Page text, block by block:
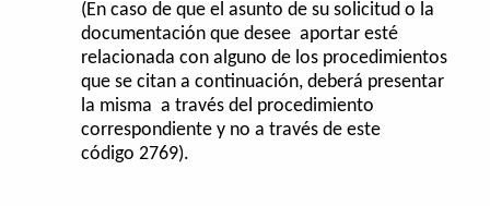
(En caso de que el asunto de su solicitud o la
documentación que desee aportar esté
relacionada con alguno de los procedimientos
que se citan a continuación, deberá presentar
la misma a través del procedimiento
correspondiente y no a través de este
código 2769).